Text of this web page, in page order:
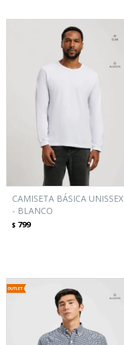
CAMISETA BÁSICA UNISSEX
- BLANCO
$ 799